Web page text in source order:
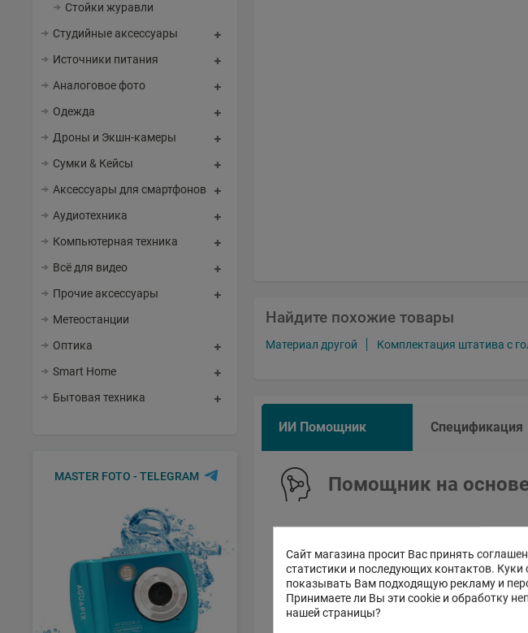
Сайт магазина просит Вас принять
статистики и последующих контактов.
показывать Вам подходящую рекламу и
Принимаете ли Вы эти cookie и обработку
нашей страницы?
Стойки журавли
Студийные аксессуары
Источники питания
Аналоговое фото
Одежда
Дроны и Экшн-камеры
Сумки & Кейсы
Аксессуары для смартфонов
Аудиотехника
Компьютерная техника
Всё для видео
Прочие аксессуары
Метеостанции
Оптика
Smart Home
Бытовая техника
MASTER FOTO - TELEGRAM
Найдите похожие товары
Материал другой Комплектация штатива с
ИИ Помощник Спецификация
Помощник на основе
Это бета-версия
на стандартные,